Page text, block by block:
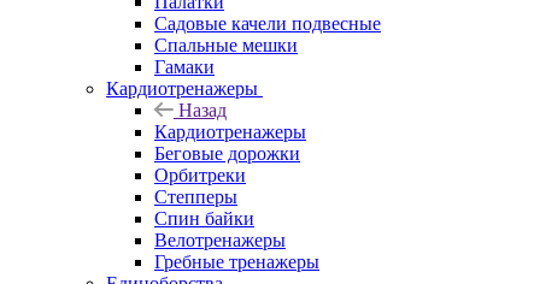
Садовые качели подвесные
Спальные мешки
Гамаки
Кардиотренажеры
Назад
Кардиотренажеры
Беговые дорожки
Орбитреки
Степперы
Спин байки
Велотренажеры
Гребные тренажеры